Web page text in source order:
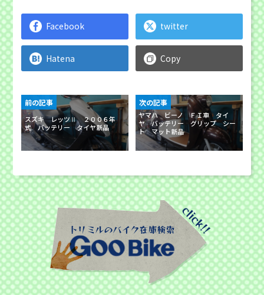
Facebook twitter
Hatena Copy
スズキ レッツⅡ ２００６年
式 バッテリー タイヤ新品
前の記事
ヤマハ ビーノ ＦＩ車 タイ
ヤ バッテリー グリップ シー
ト マット新品
次の記事